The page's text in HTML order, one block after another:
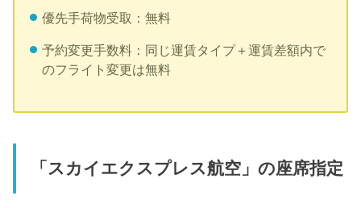
優先手荷物受取：無料
予約変更手数料：同じ運賃タイプ＋運賃差額内で
のフライト変更は無料
「スカイエクスプレス航空」の座席指定